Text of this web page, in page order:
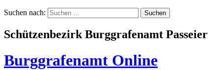
Suchen nach:
Schützenbezirk Burggrafenamt Passeier
Burggrafenamt Online